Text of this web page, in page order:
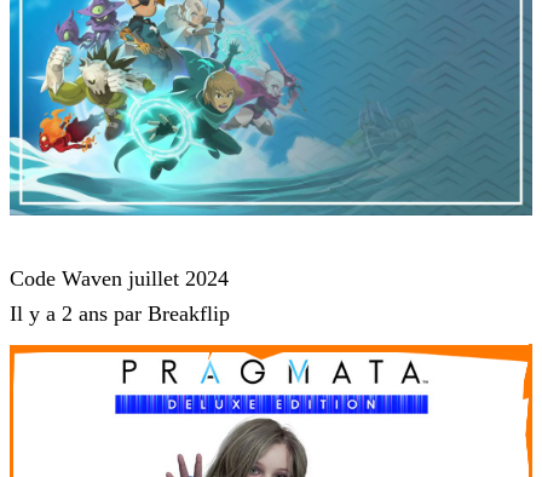
Code Waven juillet 2024
Il y a 2 ans par Breakflip